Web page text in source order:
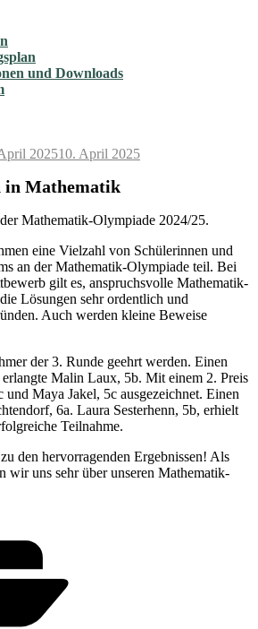
und Downloads
202510. April 2025
in Mathematik
Mathematik-Olympiade 2024/25.
eine Vielzahl von Schülerinnen und
an der Mathematik-Olympiade teil. Bei
gilt es, anspruchsvolle Mathematik-
Lösungen sehr ordentlich und
Auch werden kleine Beweise
der 3. Runde geehrt werden. Einen
erlangte Malin Laux, 5b. Mit einem 2. Preis
Maya Jakel, 5c ausgezeichnet. Einen
6a. Laura Sesterhenn, 5b, erhielt
Teilnahme.
den hervorragenden Ergebnissen! Als
wir uns sehr über unseren Mathematik-